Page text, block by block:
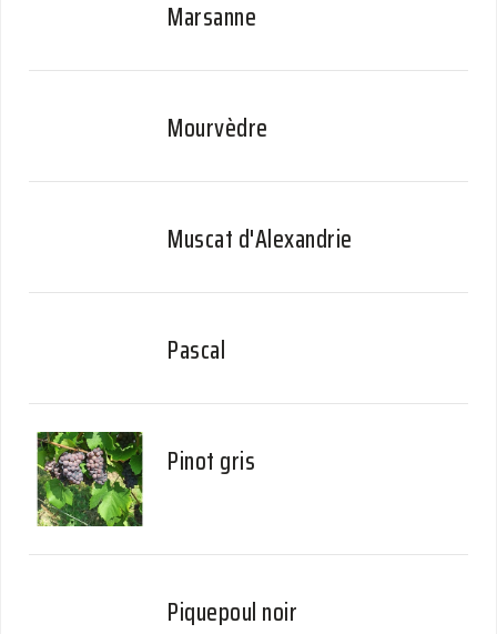
Marsanne
Mourvèdre
Muscat d'Alexandrie
Pascal
Pinot gris
Piquepoul noir